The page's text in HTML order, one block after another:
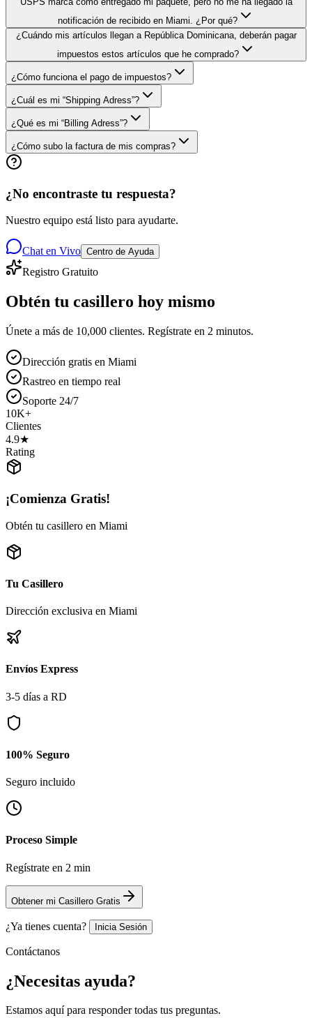
notificación de recibido en Miami. ¿Por qué?
¿Cuándo mis artículos llegan a República Dominicana, deberán pagar
impuestos estos artículos que he comprado?
¿Cómo funciona el pago de impuestos?
¿Cuál es mi “Shipping Adress”?
¿Qué es mi “Billing Adress”?
¿Cómo subo la factura de mis compras?
¿No encontraste tu respuesta?
Nuestro equipo está listo para ayudarte.
Chat en Vivo Centro de Ayuda
Registro Gratuito
Obtén tu casillero hoy mismo
Únete a más de 10,000 clientes. Regístrate en 2 minutos.
Dirección gratis en Miami
Rastreo en tiempo real
Soporte 24/7
10K+
Clientes
4.9★
Rating
¡Comienza Gratis!
Obtén tu casillero en Miami
Tu Casillero
Dirección exclusiva en Miami
Envíos Express
3-5 días a RD
100% Seguro
Seguro incluido
Proceso Simple
Regístrate en 2 min
Obtener mi Casillero Gratis
¿Ya tienes cuenta? Inicia Sesión
Contáctanos
¿Necesitas ayuda?
Estamos aquí para responder todas tus preguntas.